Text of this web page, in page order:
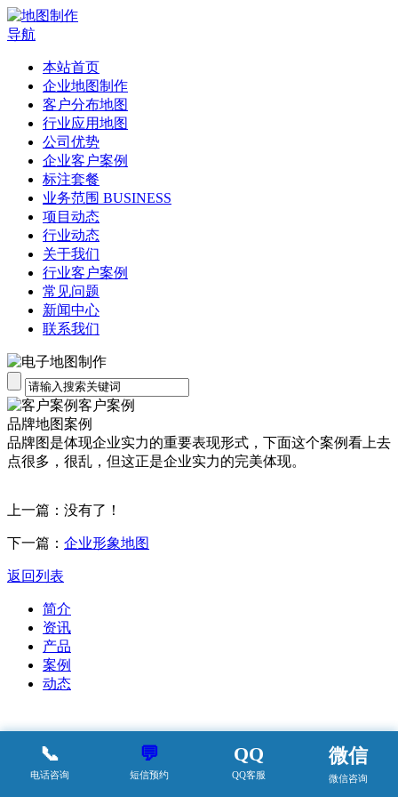
导航
本站首页
企业地图制作
客户分布地图
行业应用地图
公司优势
企业客户案例
标注套餐
业务范围 BUSINESS
项目动态
行业动态
关于我们
行业客户案例
常见问题
新闻中心
联系我们
客户案例
品牌地图案例
品牌图是体现企业实力的重要表现形式，下面这个案例看上去
点很多，很乱，但这正是企业实力的完美体现。
上一篇：没有了！
下一篇： 企业形象地图
返回列表
📞
电话咨询
💬
短信预约
QQ
QQ客服
微信
微信咨询
简介
资讯
产品
案例
动态